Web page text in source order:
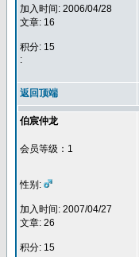
加入时间: 2006/04/28
文章: 16
积分: 15
:
返回顶端
伯宸仲龙
会员等级：1
性别:
加入时间: 2007/04/27
文章: 26
积分: 15